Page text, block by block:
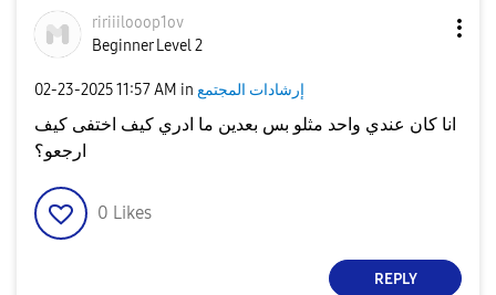
ririiilooop1ov
Beginner Level 2
‎02-23-202511:57 AM in إرشادات المجتمع
انا كان عندي واحد مثلو بس بعدين ما ادري كيف اختفى كيف
ارجعو؟
0 Likes
REPLY